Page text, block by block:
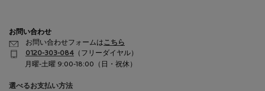
お問い合わせ
お問い合わせフォームはこちら
0120-303-084 （フリーダイヤル）
月曜-土曜 9:00-18:00（日・祝休）
選べるお支払い方法